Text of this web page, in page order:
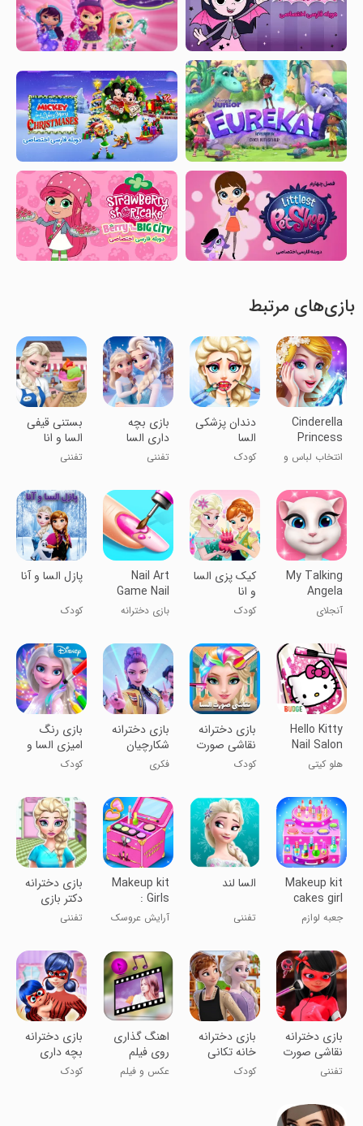
بازی‌های مرتبط
Cinderella
Princess
Dress Up
انتخاب لباس و
سیندرلا
دندان پزشکی
السا
کودک
بازی بچه
داری السا
تفننی
بستنی قیفی
السا و انا
تفننی
My Talking
Angela
آنجلای
کیک پزی السا
و انا
کودک
Nail Art
Game Nail
Salon
Games
بازی دخترانه
پازل السا و آنا
کودک
Hello Kitty
Nail Salon
هلو کیتی
بازی دخترانه
نقاشی صورت
السا
کودک
‏بازی دخترانه
شکارچیان
شیاطین
فکری
بازی رنگ
امیزی السا و
انا
کودک
Makeup kit
cakes girl
games
جعبه لوازم
دخترانه
‏السا لند
تفننی
Makeup kit
: Girls
games
آرایش عروسک
بازی دخترانه
دکتر بازی
السا
تفننی
بازی دخترانه
نقاشی صورت
دختر
تفننی
بازی دخترانه
خانه تکانی
السا و انا
کودک
اهنگ گذاری
روی فیلم
عکس و فیلم
‏بازی دخترانه
بچه داری
دختر
کفشدوزکی
کودک